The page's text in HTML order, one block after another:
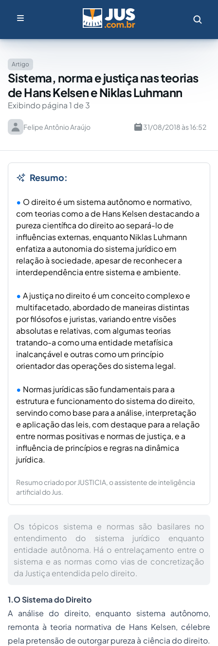
Artigo
Sistema, norma e justiça nas teorias
de Hans Kelsen e Niklas Luhmann
Exibindo página 1 de 3
Felipe Antônio Araújo 31/08/2018 às 16:52
Resumo:
O direito é um sistema autônomo e normativo,
com teorias como a de Hans Kelsen destacando a
pureza científica do direito ao separá-lo de
influências externas, enquanto Niklas Luhmann
enfatiza a autonomia do sistema jurídico em
relação à sociedade, apesar de reconhecer a
interdependência entre sistema e ambiente.
A justiça no direito é um conceito complexo e
multifacetado, abordado de maneiras distintas
por filósofos e juristas, variando entre visões
absolutas e relativas, com algumas teorias
tratando-a como uma entidade metafísica
inalcançável e outras como um princípio
orientador das operações do sistema legal.
Normas jurídicas são fundamentais para a
estrutura e funcionamento do sistema do direito,
servindo como base para a análise, interpretação
e aplicação das leis, com destaque para a relação
entre normas positivas e normas de justiça, e a
influência de princípios e regras na dinâmica
jurídica.
Resumo criado por JUSTICIA, o assistente de inteligência
artificial do Jus.
Os tópicos sistema e normas são basilares no
entendimento do sistema jurídico enquanto
entidade autônoma. Há o entrelaçamento entre o
sistema e as normas como vias de concretização
da Justiça entendida pelo direito.
1.O Sistema do Direito
A análise do direito, enquanto sistema autônomo,
remonta à teoria normativa de Hans Kelsen, célebre
pela pretensão de outorgar pureza à ciência do direito.